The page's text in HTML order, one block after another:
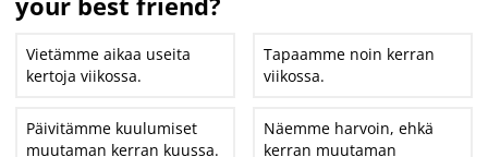
Vietämme aikaa useita
kertoja viikossa.
Tapaamme noin kerran
viikossa.
Päivitämme kuulumiset
muutaman kerran kuussa.
Näemme harvoin, ehkä
kerran muutaman